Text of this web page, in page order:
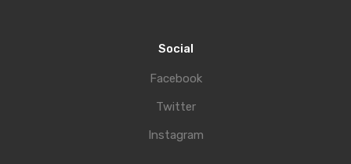
Social
Facebook
Twitter
Instagram